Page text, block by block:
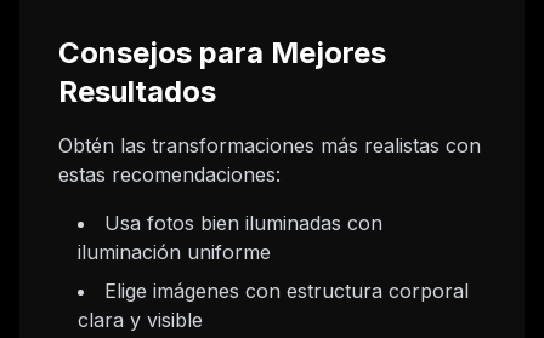
Consejos para Mejores
Resultados
Obtén las transformaciones más realistas con
estas recomendaciones:
Usa fotos bien iluminadas con
iluminación uniforme
Elige imágenes con estructura corporal
clara y visible